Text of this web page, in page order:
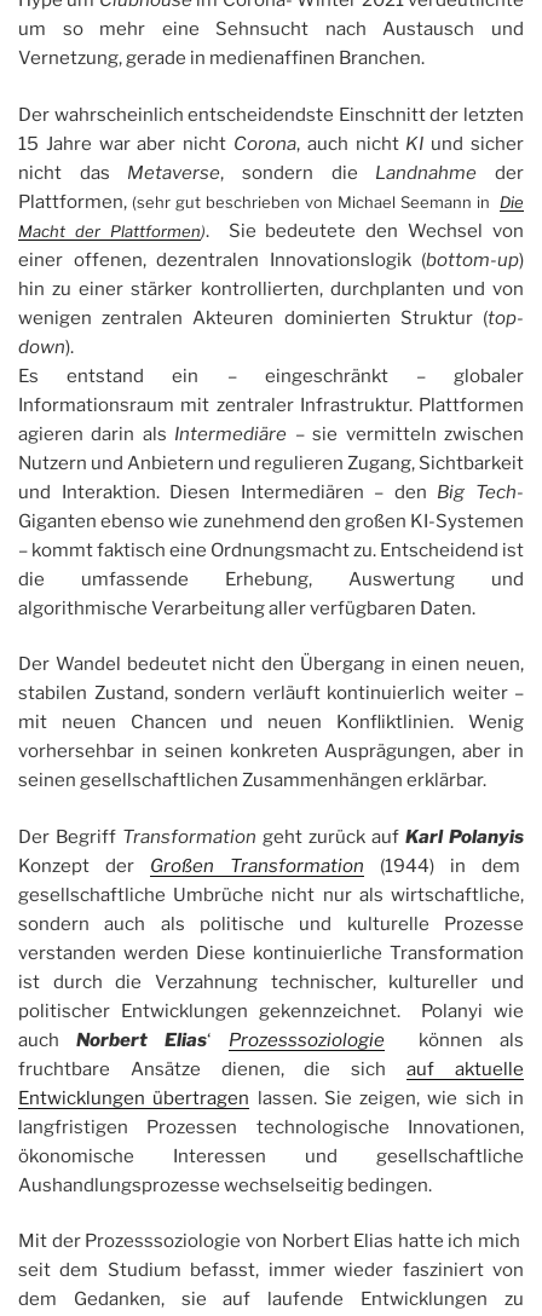
um so mehr eine Sehnsucht nach Austausch und
Vernetzung, gerade in medienaffinen Branchen.
Der wahrscheinlich entscheidendste Einschnitt der letzten
15 Jahre war aber nicht Corona, auch nicht KI und sicher
nicht das Metaverse, sondern die Landnahme der
Plattformen, (sehr gut beschrieben von Michael Seemann in Die
Macht der Plattformen). Sie bedeutete den Wechsel von
einer offenen, dezentralen Innovationslogik (bottom-up)
hin zu einer stärker kontrollierten, durchplanten und von
wenigen zentralen Akteuren dominierten Struktur (top-
down).
Es entstand ein – eingeschränkt – globaler
Informationsraum mit zentraler Infrastruktur. Plattformen
agieren darin als Intermediäre – sie vermitteln zwischen
Nutzern und Anbietern und regulieren Zugang, Sichtbarkeit
und Interaktion. Diesen Intermediären – den Big Tech-
Giganten ebenso wie zunehmend den großen KI-Systemen
– kommt faktisch eine Ordnungsmacht zu. Entscheidend ist
die umfassende Erhebung, Auswertung und
algorithmische Verarbeitung aller verfügbaren Daten.
Der Wandel bedeutet nicht den Übergang in einen neuen,
stabilen Zustand, sondern verläuft kontinuierlich weiter –
mit neuen Chancen und neuen Konfliktlinien. Wenig
vorhersehbar in seinen konkreten Ausprägungen, aber in
seinen gesellschaftlichen Zusammenhängen erklärbar.
Der Begriff Transformation geht zurück auf Karl Polanyis
Konzept der Großen Transformation (1944) in dem
gesellschaftliche Umbrüche nicht nur als wirtschaftliche,
sondern auch als politische und kulturelle Prozesse
verstanden werden Diese kontinuierliche Transformation
ist durch die Verzahnung technischer, kultureller und
politischer Entwicklungen gekennzeichnet. Polanyi wie
auchNorbert Elias‘ Prozesssoziologiekönnen als
fruchtbare Ansätze dienen, die sichauf aktuelle
Entwicklungen übertragen lassen. Sie zeigen, wie sich in
langfristigen Prozessen technologische Innovationen,
ökonomische Interessen und gesellschaftliche
Aushandlungsprozesse wechselseitig bedingen.
Mit der Prozesssoziologie von Norbert Elias hatte ich mich
seit dem Studium befasst, immer wieder fasziniert von
dem Gedanken, sie auf laufende Entwicklungen zu